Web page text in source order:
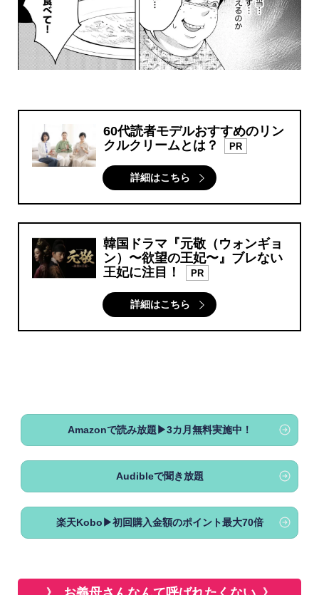
60代読者モデルおすすめのリン
クルクリームとは？
PR
詳細はこちら
韓国ドラマ『元敬（ウォンギョ
ン）〜欲望の王妃〜』ブレない
王妃に注目！
PR
詳細はこちら
Amazonで読み放題▶3カ月無料実施中！
Audibleで聞き放題
楽天Kobo▶初回購入金額のポイント最大70倍